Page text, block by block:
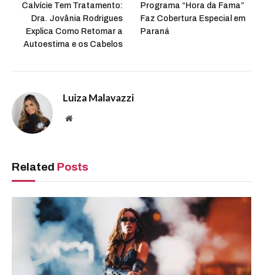
Calvície Tem Tratamento:
Dra. Jovânia Rodrigues
Explica Como Retomar a
Autoestima e os Cabelos
Programa “Hora da Fama”
Faz Cobertura Especial em
Paraná
Luiza Malavazzi
Website
Related Posts